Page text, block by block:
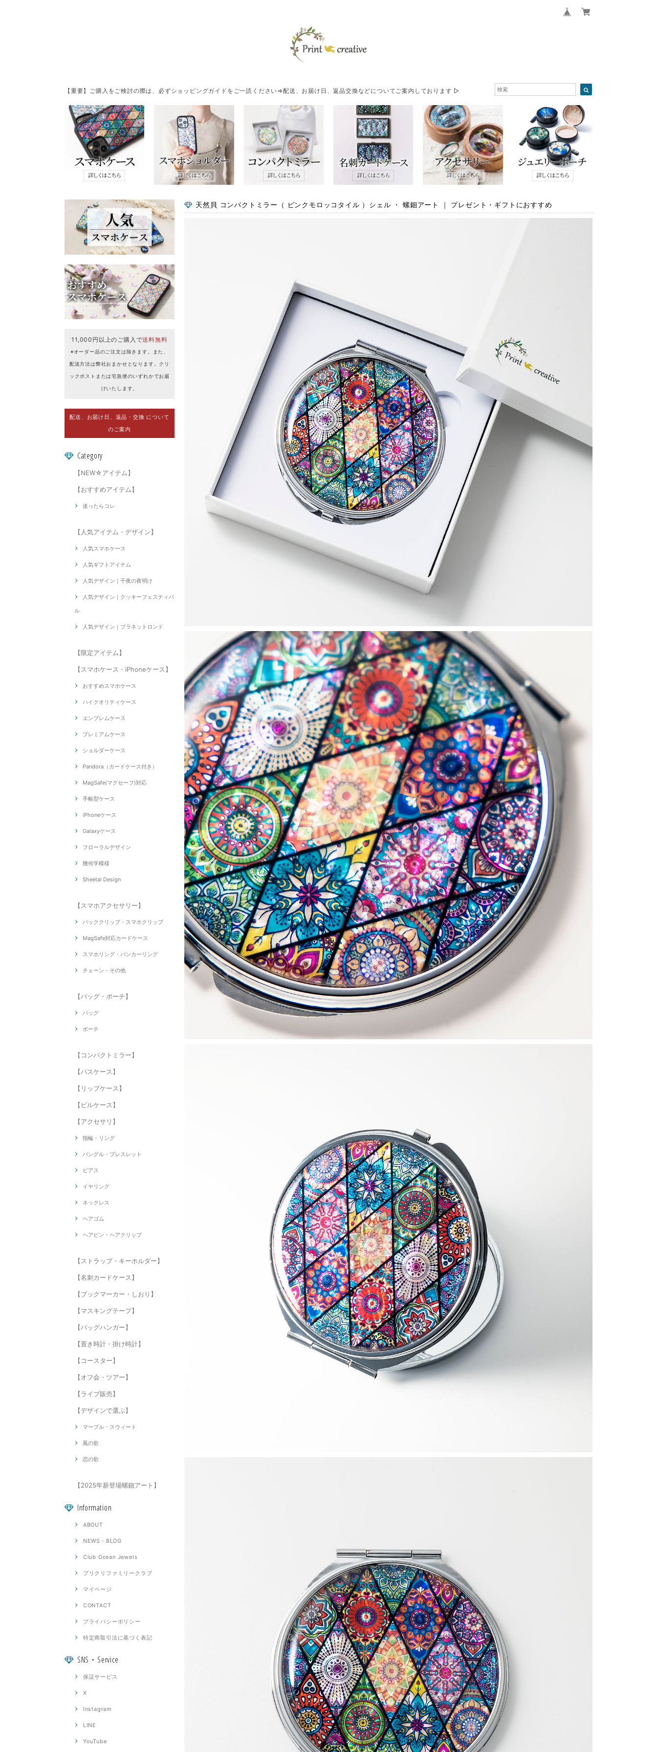
【重要】ご購入をご検討の際は、必ずショッピングガイドをご一読ください⇒配送、お届け日、返品交換などについてご案内しております ▷
11,000円以上のご購入で送料無料
※オーダー品のご注文は除きます。また、
配送方法は弊社おまかせとなります。クリ
ックポストまたは宅急便のいずれかでお届
けいたします。
配送、お届け日、返品・交換 について
のご案内
Category
【NEW☆アイテム】
【おすすめアイテム】
迷ったらコレ
【人気アイテム・デザイン】
人気スマホケース
人気ギフトアイテム
人気デザイン｜千夜の夜明け
人気デザイン｜クッキーフェスティバ
ル
人気デザイン｜プラネットロンド
【限定アイテム】
【スマホケース・iPhoneケース】
おすすめスマホケース
ハイクオリティケース
エンブレムケース
プレミアムケース
ショルダーケース
Pandora（カードケース付き）
MagSafe(マグセーフ)対応
手帳型ケース
iPhoneケース
Galaxyケース
フローラルデザイン
幾何学模様
Sheetal Design
【スマホアクセサリー】
バッククリップ・スマホクリップ
MagSafe対応カードケース
スマホリング・バンカーリング
チェーン・その他
【バッグ・ポーチ】
バッグ
ポーチ
【コンパクトミラー】
【パスケース】
【リップケース】
【ピルケース】
【アクセサリ】
指輪・リング
バングル・ブレスレット
ピアス
イヤリング
ネックレス
ヘアゴム
ヘアピン・ヘアクリップ
【ストラップ・キーホルダー】
【名刺カードケース】
【ブックマーカー・しおり】
【マスキングテープ】
【バッグハンガー】
【置き時計・掛け時計】
【コースター】
【オフ会・ツアー】
【ライブ販売】
【デザインで選ぶ】
マーブル・スウィート
風の歌
恋の歌
【2025年新登場螺鈿アート】
Information
ABOUT
NEWS・BLOG
Club Ocean Jewels
プリクリファミリークラブ
マイページ
CONTACT
プライバシーポリシー
特定商取引法に基づく表記
SNS・Service
保証サービス
X
Instagram
LINE
YouTube
天然貝 コンパクトミラー（ ピンクモロッコタイル ）シェル ・ 螺鈿アート ｜ プレゼント・ギフトにおすすめ